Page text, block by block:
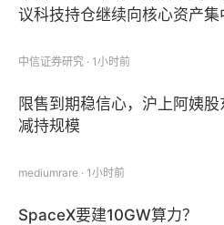
在增量时代，这套依靠渠道下
底层技术重新定义了高端手机
以往的战术开始失灵。
曾经引以为傲的庞大代理商
天，反而成了尾大不掉的负担
议科技持仓继续向核心资产集
中信证券研究 · 1小时前
限售到期稳信心，沪上阿姨股
减持规模
mediumrare · 1小时前
SpaceX要建10GW算力？